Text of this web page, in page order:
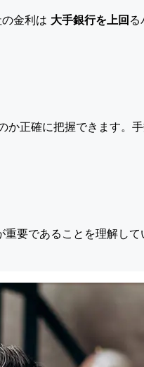
金利は 大手銀行を上回る
か正確に把握できます。
要であることを理解して